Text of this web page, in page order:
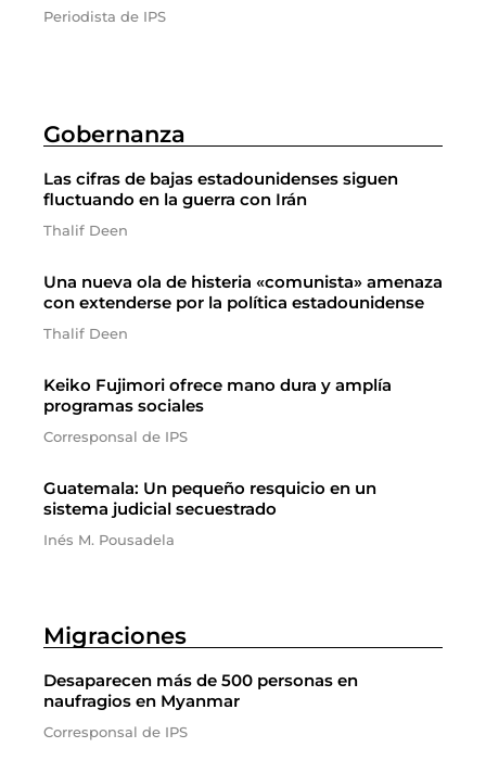
Periodista de IPS
Gobernanza
Las cifras de bajas estadounidenses siguen
fluctuando en la guerra con Irán
Thalif Deen
Una nueva ola de histeria «comunista» amenaza
con extenderse por la política estadounidense
Thalif Deen
Keiko Fujimori ofrece mano dura y amplía
programas sociales
Corresponsal de IPS
Guatemala: Un pequeño resquicio en un
sistema judicial secuestrado
Inés M. Pousadela
Migraciones
Desaparecen más de 500 personas en
naufragios en Myanmar
Corresponsal de IPS